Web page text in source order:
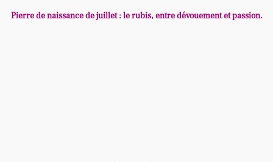
Pierre de naissance de juillet : le rubis, entre dévouement et passion.